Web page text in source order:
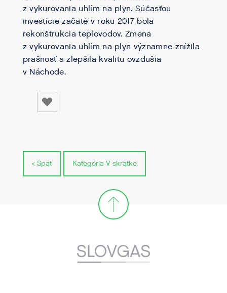
z vykurovania uhlím na plyn. Súčasťou
investície začaté v roku 2017 bola
rekonštrukcia teplovodov. Zmena
z vykurovania uhlím na plyn významne znížila
prašnosť a zlepšila kvalitu ovzdušia
v Náchode.
< Spät Kategória V skratke